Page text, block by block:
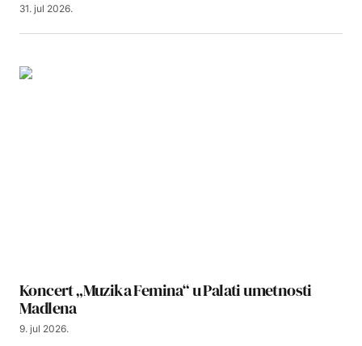
31. jul 2026.
Koncert „Muzika Femina“ u Palati umetnosti
Madlena
9. jul 2026.